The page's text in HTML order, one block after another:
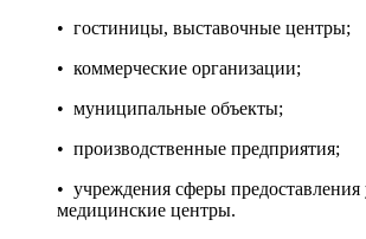
• гостиницы, выставочные центры;
• коммерческие организации;
• муниципальные объекты;
• производственные предприятия;
• учреждения сферы предоставления
медицинские центры.